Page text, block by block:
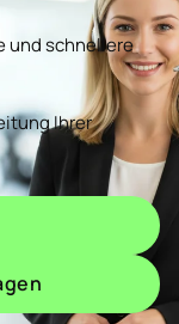
und schnellere
Ihrer